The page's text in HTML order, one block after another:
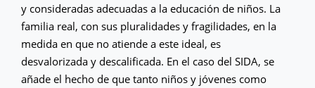
y consideradas adecuadas a la educación de niños. La
familia real, con sus pluralidades y fragilidades, en la
medida en que no atiende a este ideal, es
desvalorizada y descalificada. En el caso del SIDA, se
añade el hecho de que tanto niños y jóvenes como